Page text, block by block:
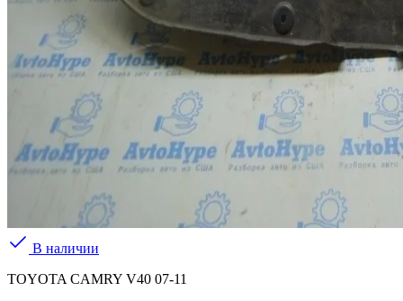
В наличии
TOYOTA CAMRY V40 07-11